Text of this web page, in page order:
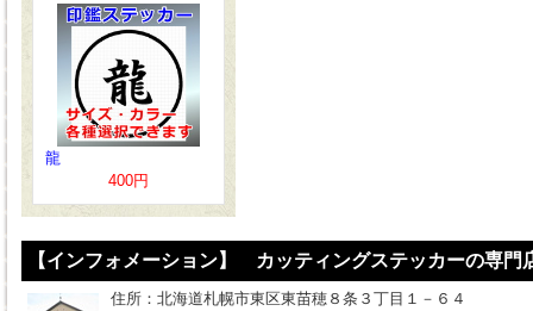
龍
400円
【インフォメーション】 カッティングステッカーの専門
住所：北海道札幌市東区東苗穂８条３丁目１－６４